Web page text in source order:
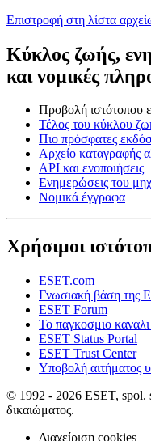
Επιστροφή στη λίστα
Κύκλος ζωής,
και νομικές
Προβολή ιστότοπου
Τέλος του κύκλου
Πιο πρόσφατες
Αρχείο καταγραφής
API και ενοποιήσεις
Ενημερώσεις του
Νομικά έγγραφα
Χρήσιμοι
ESET.com
Γνωσιακή βάση της
ESET Forum
Το παγκοσμιο
ESET Status Portal
ESET Trust Center
Υποβολή αιτήματος
© 1992 - 2026 ESET, spol.
δικαιώματος.
Διαχείριση cookies